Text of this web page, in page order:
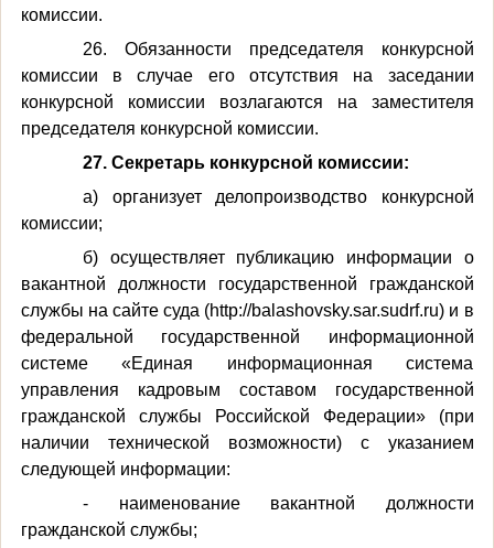
комиссии.
26. Обязанности председателя конкурсной
комиссии в случае его отсутствия на заседании
конкурсной комиссии возлагаются на заместителя
председателя конкурсной комиссии.
27. Секретарь конкурсной комиссии:
а) организует делопроизводство конкурсной
комиссии;
б) осуществляет публикацию информации о
вакантной должности государственной гражданской
службы на сайте суда (http://balashovsky.sar.sudrf.ru) и в
федеральной государственной информационной
системе «Единая информационная система
управления кадровым составом государственной
гражданской службы Российской Федерации» (при
наличии технической возможности) с указанием
следующей информации:
- наименование вакантной должности
гражданской службы;